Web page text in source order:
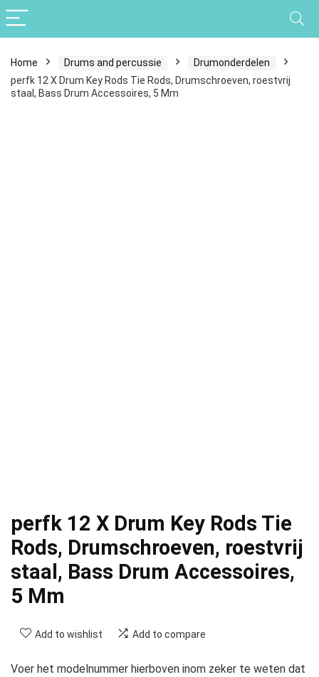
Home Drums and percussie
Drumonderdelen
perfk 12 X Drum Key Rods Tie Rods, Drumschroeven, roestvrij
staal, Bass Drum Accessoires, 5 Mm
perfk 12 X Drum Key Rods Tie
Rods, Drumschroeven, roestvrij
staal, Bass Drum Accessoires,
5 Mm
Add to wishlist Add to compare
Voer het modelnummer hierboven inom zeker te weten dat